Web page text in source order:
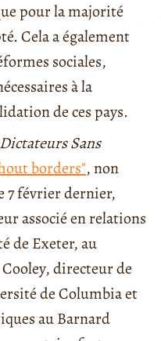
pour la majorité
Cela a également
sociales,
à la
de ces pays.
Sans
borders", non
7 février dernier,
associé en relations
de Exeter, au
directeur de
de Columbia et
au Barnard